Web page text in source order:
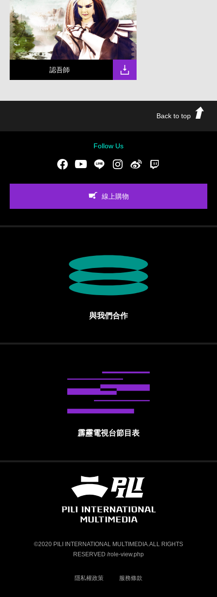
認吾師
Back to top
Follow Us
FacebookYoutubeLINE Instgram新浪微博
線上購物
與我們合作
霹靂電視台節目表
霹靂國際多媒體股份有限公司 PILI
©2020 PILI INTERNATIONAL MULTIMEDIA.ALL RIGHTS
RESERVED /role-view.php
隱私權政策 服務條款